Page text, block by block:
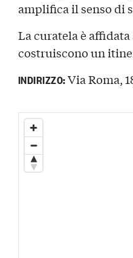
amplifica il senso di
La curatela è affidata
costruiscono un
INDIRIZZO:Via Roma,